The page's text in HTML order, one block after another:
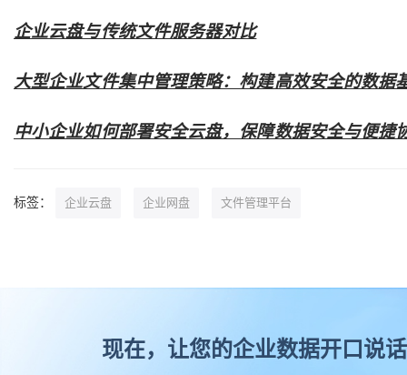
企业云盘与传统文件服务器对比
大型企业文件集中管理策略：构建高效安全的数据
中小企业如何部署安全云盘，保障数据安全与便捷
标签： 企业云盘 企业网盘 文件管理平台
现在，让您的企业数据开口说话